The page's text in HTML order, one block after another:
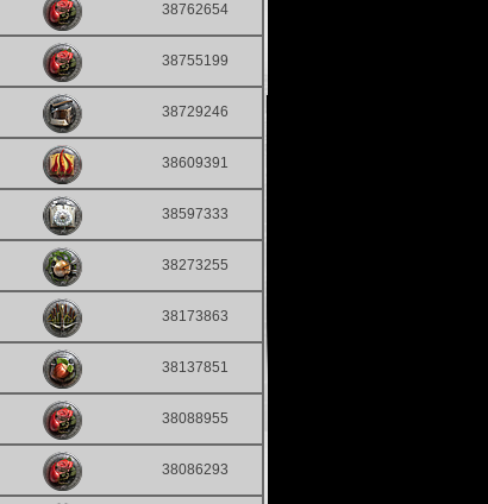
38762654
38755199
38729246
38609391
38597333
38273255
38173863
38137851
38088955
38086293